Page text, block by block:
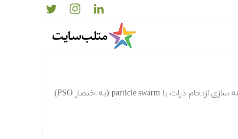
دانلود رایگان کدها و برنامه های آماده الگوریتم بهینه سازی ازدحام ذرات یا Particle
‫در ادامه کدها و برنامه های آماده الگوریتم بهینه سازی ازدحام ذرات یا particle swarm (به اختصار PSO)